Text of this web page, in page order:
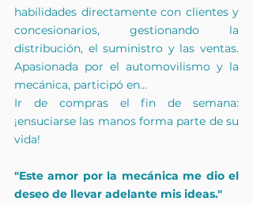
habilidades directamente con clientes y
concesionarios, gestionando la
distribución, el suministro y las ventas.
Apasionada por el automovilismo y la
mecánica, participó en...
Ir de compras el fin de semana:
¡ensuciarse las manos forma parte de su
vida!
"Este amor por la mecánica me dio el
deseo de llevar adelante mis ideas."